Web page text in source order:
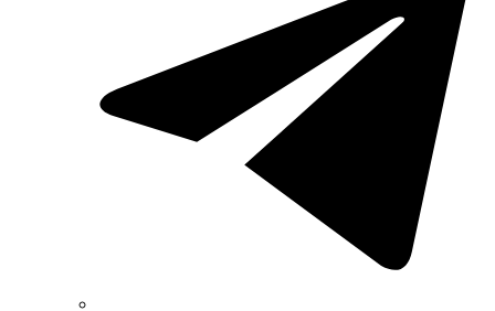
Technoelectric (Італія)
Technosystems (Україна)
TEKPAN (Туреччина)
TeleTec (Україна)
Vargo (Україна)